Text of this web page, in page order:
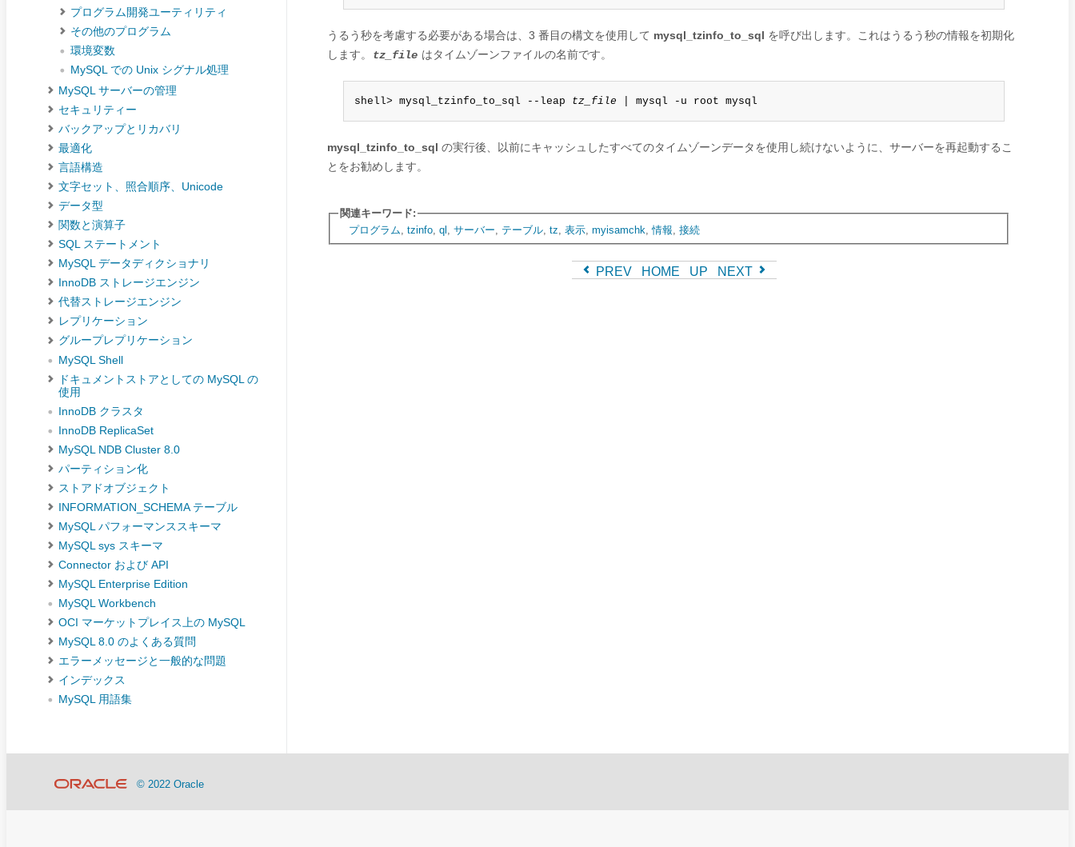
プログラム開発ユーティリティ
その他のプログラム
環境変数
MySQL での Unix シグナル処理
MySQL サーバーの管理
セキュリティー
バックアップとリカバリ
最適化
言語構造
文字セット、照合順序、Unicode
データ型
関数と演算子
SQL ステートメント
MySQL データディクショナリ
InnoDB ストレージエンジン
代替ストレージエンジン
レプリケーション
グループレプリケーション
MySQL Shell
ドキュメントストアとしての MySQL の
使用
InnoDB クラスタ
InnoDB ReplicaSet
MySQL NDB Cluster 8.0
パーティション化
ストアドオブジェクト
INFORMATION_SCHEMA テーブル
MySQL パフォーマンススキーマ
MySQL sys スキーマ
Connector および API
MySQL Enterprise Edition
MySQL Workbench
OCI マーケットプレイス上の MySQL
MySQL 8.0 のよくある質問
エラーメッセージと一般的な問題
インデックス
MySQL 用語集
うるう秒を考慮する必要がある場合は、3 番目の構文を使用して mysql_tzinfo_to_sql を呼び出します。これはうるう秒の情報を初期化
します。
tz_file はタイムゾーンファイルの名前です。
shell> mysql_tzinfo_to_sql --leap tz_file | mysql -u root mysql
mysql_tzinfo_to_sql の実行後、以前にキャッシュしたすべてのタイムゾーンデータを使用し続けないように、サーバーを再起動するこ
とをお勧めします。
関連キーワード:
プログラム tzinfo, ql サーバー テーブル, tz 表示, myisamchk ,情報 接続
PREV HOME UP NEXT
© 2022 Oracle